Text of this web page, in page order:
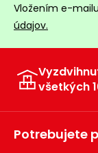
Vložením e-
údajov.
všetkých
Potrebujete